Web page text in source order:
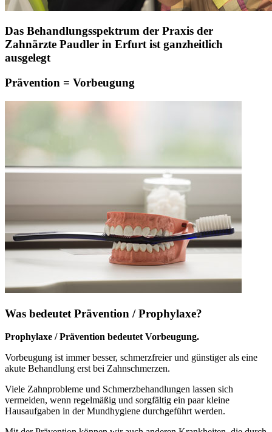
Das Behandlungsspektrum der Praxis der
Zahnärzte Paudler in Erfurt ist ganzheitlich
ausgelegt
Prävention = Vorbeugung
Was bedeutet Prävention / Prophylaxe?
Prophylaxe / Prävention bedeutet Vorbeugung.
Vorbeugung ist immer besser, schmerzfreier und günstiger als eine
akute Behandlung erst bei Zahnschmerzen.
Viele Zahnprobleme und Schmerzbehandlungen lassen sich
vermeiden, wenn regelmäßig und sorgfältig ein paar kleine
Hausaufgaben in der Mundhygiene durchgeführt werden.